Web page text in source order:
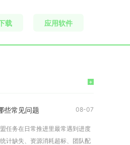
载 应用软件
+
些常见问题 08-07
任务在日常推进里最常遇到进度
计缺失、资源消耗超标、团队配